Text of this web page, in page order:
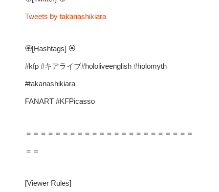
Tweets by takanashikiara
🏵️[Hashtags] 🏵️
#kfp #キアライブ#hololiveenglish #holomyth
#takanashikiara
FANART #KFPicasso
＝＝＝＝＝＝＝＝＝＝＝＝＝＝＝＝＝＝＝＝＝＝＝
＝＝
[Viewer Rules]